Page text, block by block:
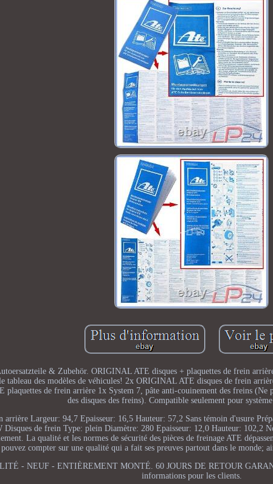
& Zubehör. ORIGINAL ATE disques + plaquettes de frein
tableau des modèles de véhicules! 2x ORIGINAL ATE disques de frein
plaquettes de frein arrière 1x System 7, pâte anti-couinement des freins (Ne
des disques des freins). Compatible seulement pour
arrière Largeur: 94,7 Epaisseur: 16,5 Hauteur: 57,2 Sans témoin d'usure
Disques de frein Type: plein Diamètre: 280 Epaisseur: 12,0 Hauteur: 102,2
La qualité et les normes de sécurité des pièces de freinage ATE
compter sur une qualité qui a fait ses preuves partout dans le monde;
- NEUF - ENTIÈREMENT MONTÉ. 60 JOURS DE RETOUR
informations pour les clients.